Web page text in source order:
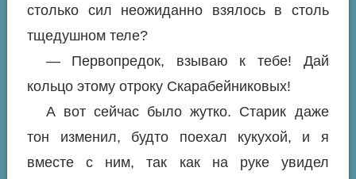
столько сил неожиданно взялось в столь
тщедушном теле?
— Первопредок, взываю к тебе! Дай
кольцо этому отроку Скарабейниковых!
А вот сейчас было жутко. Старик даже
тон изменил, будто поехал кукухой, и я
вместе с ним, так как на руке увидел